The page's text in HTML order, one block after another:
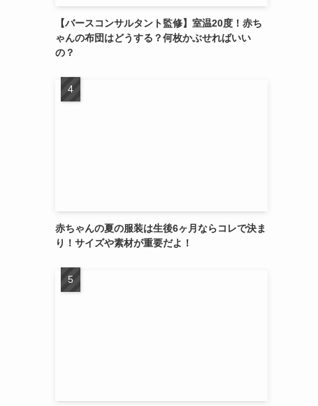
【バースコンサルタント監修】室温20度！赤ち
ゃんの布団はどうする？何枚かぶせればいい
の？
赤ちゃんの夏の服装は生後6ヶ月ならコレで決ま
り！サイズや素材が重要だよ！